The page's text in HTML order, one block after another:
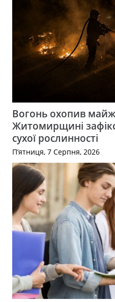
Вогонь охопив
Житомирщині
сухої рослинності
П’ятниця, 7 Серпня, 2026